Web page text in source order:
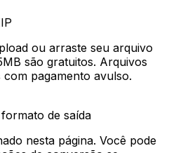
ou arraste seu arquivo
são gratuitos. Arquivos
com pagamento avulso.
de saída
nesta página. Você pode